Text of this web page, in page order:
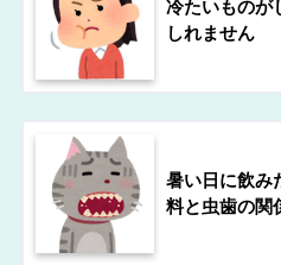
冷たいものが
しれません
暑い日に飲み
料と虫歯の関